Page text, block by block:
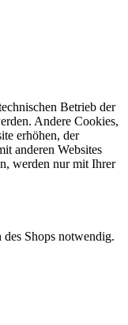
Betrieb der
Andere Cookies,
erhöhen, der
anderen Websites
werden nur mit Ihrer
Shops notwendig.